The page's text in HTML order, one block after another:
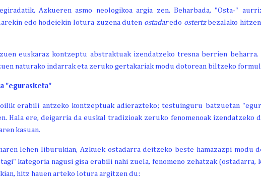
Azkueren asmo neologikoa argia zen. Beharbada, "Osta-"
edo hodeiekin lotura zuzena duten ostadaredo ostertz bezalako
euskaraz kontzeptu abstraktuak izendatzeko tresna berrien beharra.
naturako indarrak eta zeruko gertakariak modu dotorean biltzeko
"egurasketa"
erabili antzeko kontzeptuak adierazteko; testuinguru batzuetan
Hala ere, deigarria da euskal tradizioak zeruko fenomenoak izendatzeko
kasuan.
lehen liburukian, Azkuek ostadarra deitzeko beste hamazazpi modu
kategoria nagusi gisa erabili nahi zuela, fenomeno zehatzak (ostadarra,
hitz hauen arteko lotura argitzen du: